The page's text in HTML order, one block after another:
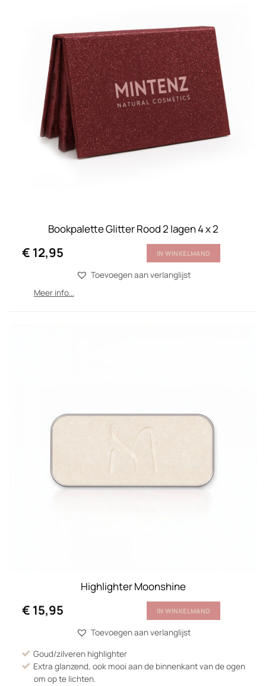
Bookpalette Glitter Rood 2 lagen 4 x 2
€ 12,95 IN WINKELMAND
Toevoegen aan verlanglijst
Meer info...
Highlighter Moonshine
€ 15,95 IN WINKELMAND
Toevoegen aan verlanglijst
Goud/zilveren highlighter
Extra glanzend, ook mooi aan de binnenkant van de ogen
om op te lichten.